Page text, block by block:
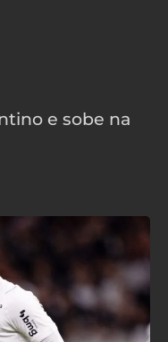
e sobe na